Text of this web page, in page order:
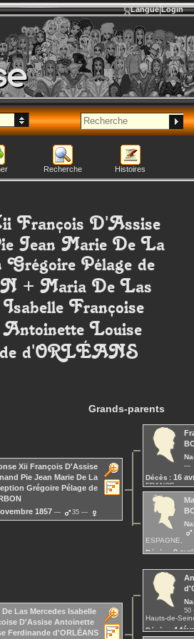
Langue Login
Recherche Histoires
François D'Assise
Jean Marie De La
Grégoire Pélagede
+ Maria De Las
Françoise
Louise
d'ORLÉANS
Grands-parents
Xii François D'Assise
Pie Jean Marie De La
Grégoire Pélage de
1857
35
Décès : 16
FRANCE,
ESPAGNE,
Décès : 9
De Las Mercedes Isabelle
D'Assise Antoinette
Ferdinande d'ORLÉANS
50
Hauts-de-
Décès : 4